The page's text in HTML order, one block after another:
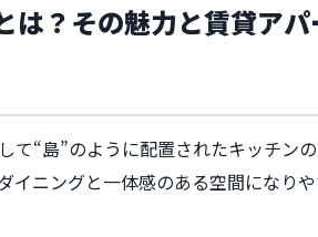
は？その魅力と賃貸ア
て“島”のように配置されたキッチン
イニングと一体感のある空間になり